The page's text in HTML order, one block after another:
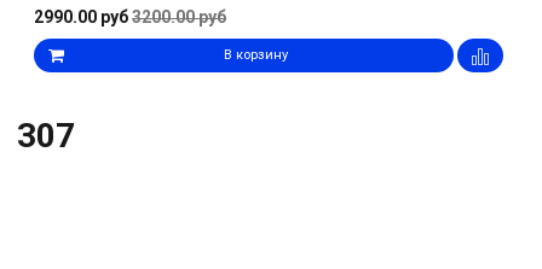
2990.00 руб3200.00 руб
В корзину
307